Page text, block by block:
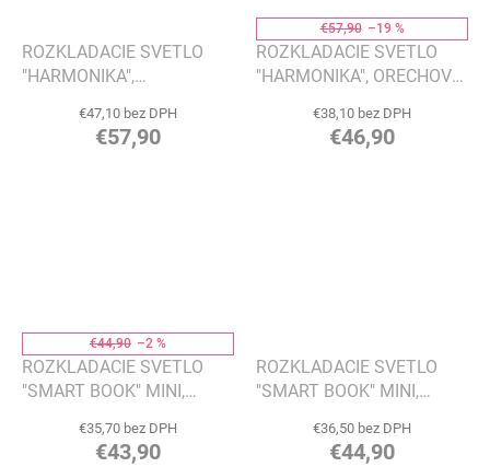
ROZKLADACIE SVETLO
"HARMONIKA",
GINGKO
€47,10 bez DPH
€57,90
€57,90 –19 %
ROZKLADACIE SVETLO
"HARMONIKA", ORECHOVÉ
€38,10 bez DPH
€46,90
€44,90 –2 %
ROZKLADACIE SVETLO
"SMART BOOK" MINI,
€35,70 bez DPH
€43,90
ROZKLADACIE SVETLO
"SMART BOOK" MINI,
€36,50 bez DPH
€44,90